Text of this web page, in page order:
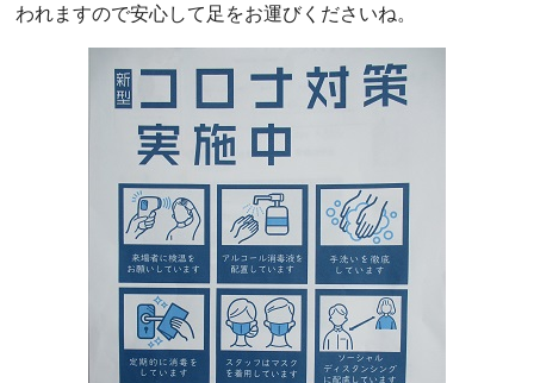
われますので安心して足をお運びくださいね。